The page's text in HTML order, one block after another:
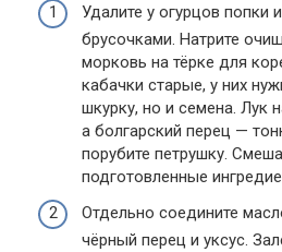
Удалите у огурцов попки
брусочками. Натрите
морковь на тёрке для
кабачки старые, у них
шкурку, но и семена. Лук
а болгарский перец —
порубите петрушку.
подготовленные
Отдельно соедините
чёрный перец и уксус.